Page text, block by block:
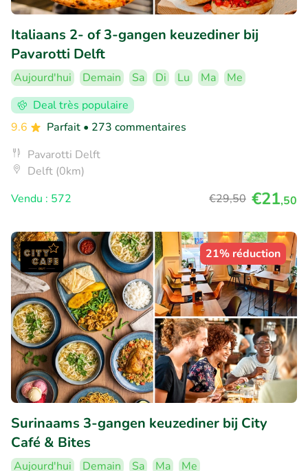
Italiaans 2- of 3-gangen keuzediner bij
Pavarotti Delft
Aujourd'hui Demain Sa Di Lu Ma
Me
Deal très populaire
9.6
Parfait • 273 commentaires
Pavarotti Delft
Delft (0km)
Vendu : 572
€29,50 €21,50
21% réduction
Surinaams 3-gangen keuzediner bij City
Café & Bites
Aujourd'hui Demain Sa Ma
Me